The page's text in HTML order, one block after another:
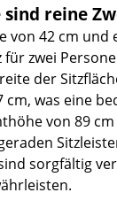
reine
von 42 cm und
zwei
der
was eine
von 89
sorgfältig